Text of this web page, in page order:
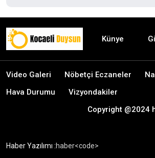
Künye
Video Galeri Nöbetçi Eczaneler
Hava Durumu
Vizyondakiler
Copyright @2024
Haber Yazılımı :haber<code>